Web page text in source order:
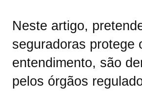
Neste artigo,
seguradoras protege
entendimento, são
pelos órgãos